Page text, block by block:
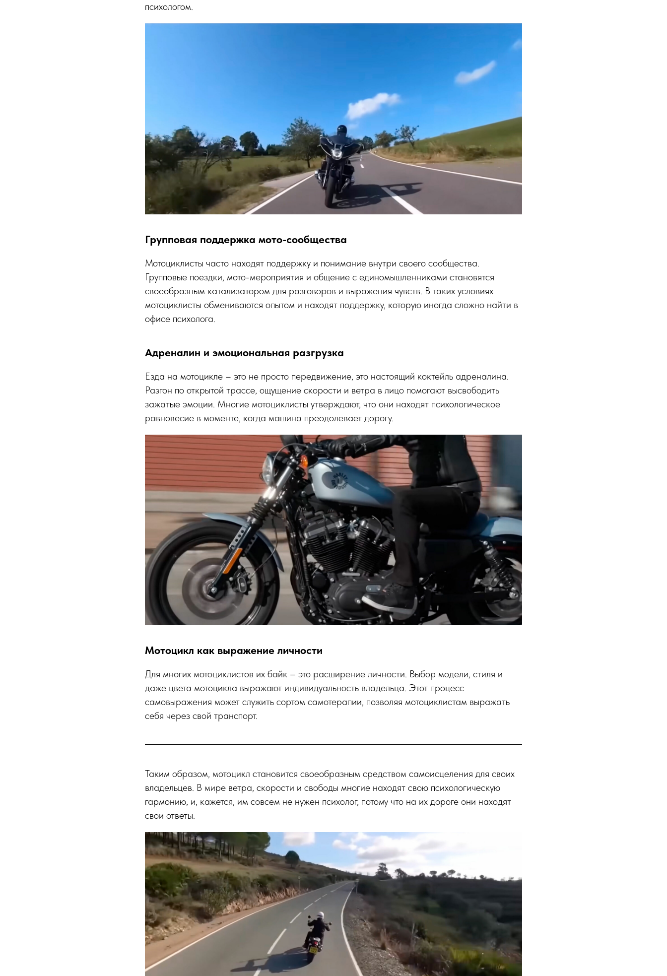
психологом.
Групповая поддержка мото-сообщества
Мотоциклисты часто находят поддержку и понимание внутри своего сообщества.
Групповые поездки, мото-мероприятия и общение с единомышленниками становятся
своеобразным катализатором для разговоров и выражения чувств. В таких условиях
мотоциклисты обмениваются опытом и находят поддержку, которую иногда сложно найти в
офисе психолога.
Адреналин и эмоциональная разгрузка
Езда на мотоцикле – это не просто передвижение, это настоящий коктейль адреналина.
Разгон по открытой трассе, ощущение скорости и ветра в лицо помогают высвободить
зажатые эмоции. Многие мотоциклисты утверждают, что они находят психологическое
равновесие в моменте, когда машина преодолевает дорогу.
Мотоцикл как выражение личности
Для многих мотоциклистов их байк – это расширение личности. Выбор модели, стиля и
даже цвета мотоцикла выражают индивидуальность владельца. Этот процесс
самовыражения может служить сортом самотерапии, позволяя мотоциклистам выражать
себя через свой транспорт.
Таким образом, мотоцикл становится своеобразным средством самоисцеления для своих
владельцев. В мире ветра, скорости и свободы многие находят свою психологическую
гармонию, и, кажется, им совсем не нужен психолог, потому что на их дороге они находят
свои ответы.